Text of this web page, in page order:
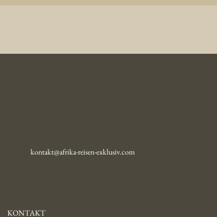
kontakt@afrika-reisen-exklusiv.com
KONTAKT